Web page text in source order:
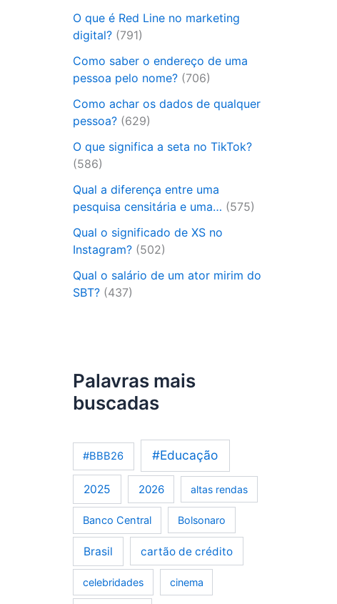
O que é Red Line no marketing
digital? (791)
Como saber o endereço de uma
pessoa pelo nome? (706)
Como achar os dados de qualquer
pessoa? (629)
O que significa a seta no TikTok?
(586)
Qual a diferença entre uma
pesquisa censitária e uma… (575)
Qual o significado de XS no
Instagram? (502)
Qual o salário de um ator mirim do
SBT? (437)
Palavras mais
buscadas
#BBB26 #Educação
2025 2026 altas rendas
Banco Central Bolsonaro
Brasil cartão de crédito
celebridades cinema